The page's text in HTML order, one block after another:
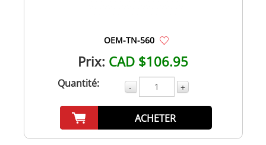
OEM-TN-560
Prix: CAD $106.95
Quantité: - +
ACHETER